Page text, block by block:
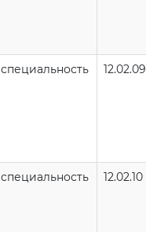
специальность 12.02.09
специальность 12.02.10